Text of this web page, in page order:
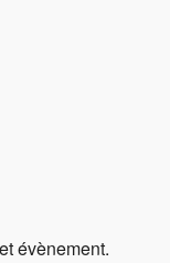
évènement.